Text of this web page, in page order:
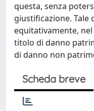
questa, senza
giustificazione. Tale
equitativamente, nel
titolo di danno
di danno non
Scheda breve